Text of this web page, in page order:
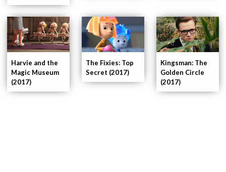
Kingsman: The
Golden Circle
(2017)
The Fixies: Top
Secret (2017)
Harvie and the
Magic Museum
(2017)